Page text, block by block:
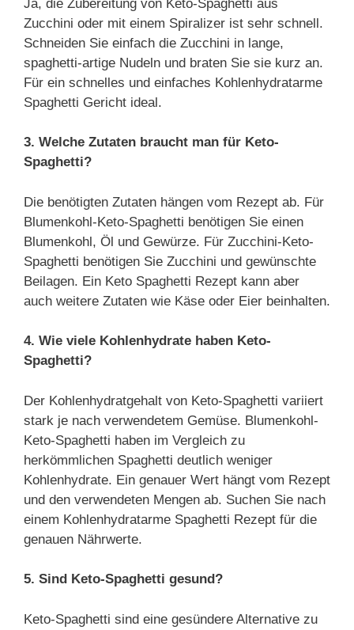
Ja, die Zubereitung von Keto-Spaghetti aus
Zucchini oder mit einem Spiralizer ist sehr schnell.
Schneiden Sie einfach die Zucchini in lange,
spaghetti-artige Nudeln und braten Sie sie kurz an.
Für ein schnelles und einfaches Kohlenhydratarme
Spaghetti Gericht ideal.
3. Welche Zutaten braucht man für Keto-
Spaghetti?
Die benötigten Zutaten hängen vom Rezept ab. Für
Blumenkohl-Keto-Spaghetti benötigen Sie einen
Blumenkohl, Öl und Gewürze. Für Zucchini-Keto-
Spaghetti benötigen Sie Zucchini und gewünschte
Beilagen. Ein Keto Spaghetti Rezept kann aber
auch weitere Zutaten wie Käse oder Eier beinhalten.
4. Wie viele Kohlenhydrate haben Keto-
Spaghetti?
Der Kohlenhydratgehalt von Keto-Spaghetti variiert
stark je nach verwendetem Gemüse. Blumenkohl-
Keto-Spaghetti haben im Vergleich zu
herkömmlichen Spaghetti deutlich weniger
Kohlenhydrate. Ein genauer Wert hängt vom Rezept
und den verwendeten Mengen ab. Suchen Sie nach
einem Kohlenhydratarme Spaghetti Rezept für die
genauen Nährwerte.
5. Sind Keto-Spaghetti gesund?
Keto-Spaghetti sind eine gesündere Alternative zu